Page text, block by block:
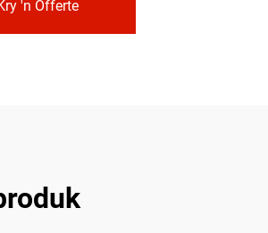
'n Offerte